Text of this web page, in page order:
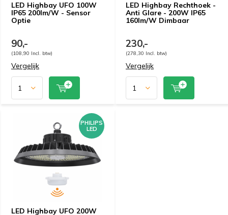
LED Highbay UFO 100W
IP65 200lm/W - Sensor
Optie
90,-
(108,90 Incl. btw)
Vergelijk
LED Highbay Rechthoek -
Anti Glare - 200W IP65
160lm/W Dimbaar
230,-
(278,30 Incl. btw)
Vergelijk
LED Highbay UFO 200W
PHILIPS
LED